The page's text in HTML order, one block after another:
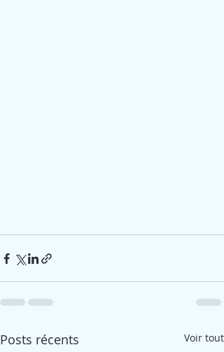
Posts récents Voir tout